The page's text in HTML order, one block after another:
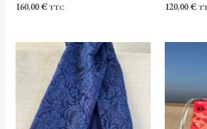
160,00€ TTC 120,00€